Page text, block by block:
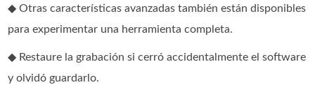
◆ Otras características avanzadas también están disponibles
para experimentar una herramienta completa.
◆ Restaure la grabación si cerró accidentalmente el software
y olvidó guardarlo.